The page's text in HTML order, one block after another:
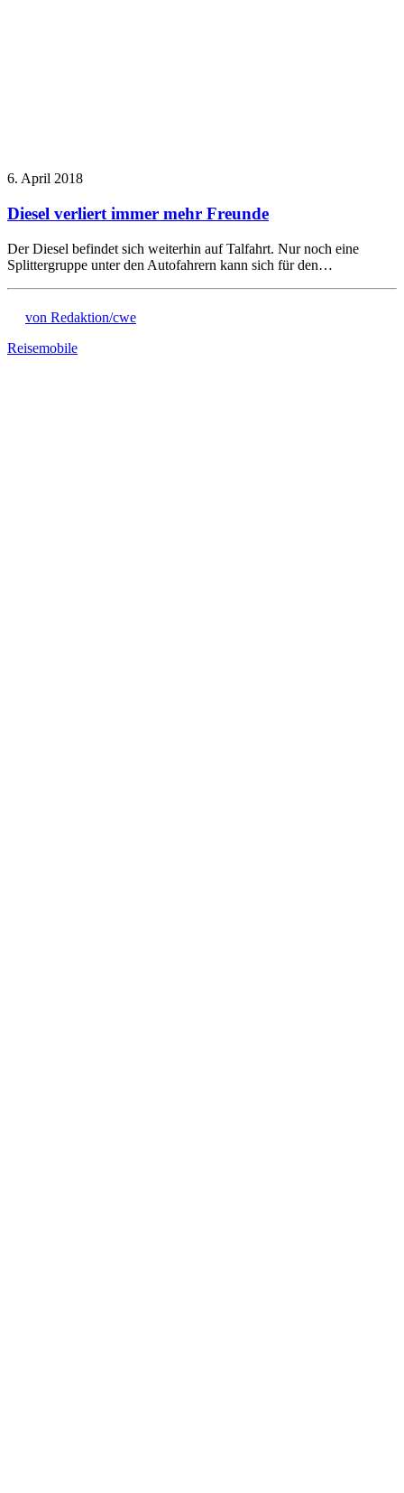
6. April 2018
Diesel verliert immer mehr Freunde
Der Diesel befindet sich weiterhin auf Talfahrt. Nur noch eine
Splittergruppe unter den Autofahrern kann sich für den…
von Redaktion/cwe
Reisemobile